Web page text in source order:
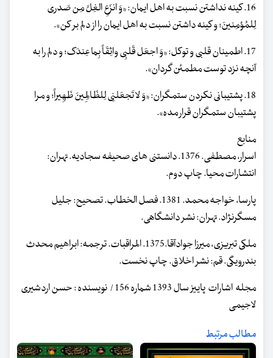
16. کینه نداشتن نسبت به اهل ایمان: «وَ انزَعِ الغِلَّ مِن صَدری
لِلمُؤمِنینَ؛ و کینه داشتن نسبت به اهل ایمان را از دلم بر کن».
17. اطمینان قلبی و توکل: «وَ اجعَل قَلبِی واثِقَاً بِما عِندَک؛ و دلم را به
آنچه نزد توست مطمئن گردان».
18. پشتیبانی نکردن ستمگران: «وَ لا تَجعَلنِی لِلظّالِمِینَ ظَهِیراً؛ و مرا
پشتیبان ستمگران قرار مده».
منابع
اسرار، مصطفی. 1376. دانستنی های صحیفه سجادیه. تهران:
انتشارات محیا. چاپ دوم.
پارسا، خواجه محمد. 1381. فصل الخطاب. تصحیح: جلیل
مسگرنژاد. تهران: نشر دانشگاهی.
ملکی تبریزی، میرزا جوادآقا.1375. المراقبات. ترجمه: ابراهیم محدث
بندرویگی. قم: نشر اخلاق. چاپ نخست.
مجله اشارات پاییز سال 1393 شماره 156 / نویسنده : حسن اردشیری
لاجیمی
مطالب مرتبط